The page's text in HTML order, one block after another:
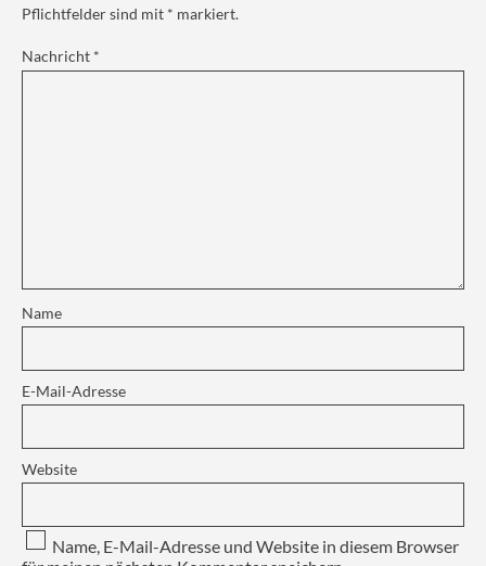
Pflichtfelder sind mit * markiert.
Nachricht *
Name
E-Mail-Adresse
Website
Name, E-Mail-Adresse und Website in diesem Browser